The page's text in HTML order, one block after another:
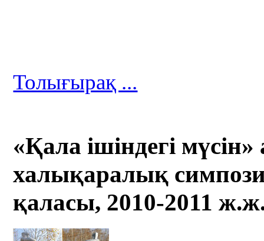
Толығырақ ...
«Қала ішіндегі
халықаралық
қаласы, 2010-2011